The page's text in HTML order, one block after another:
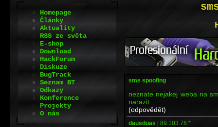
sms spoofing
neznate nejakej weba na
narazit...
(odpovědět)
dausduas | 89.103.78.*
Homepage
Články
Aktuality
RSS ze světa
E-shop
Download
HackForum
Diskuze
BugTrack
Seznam BT
Odkazy
Konference
Projekty
O nás